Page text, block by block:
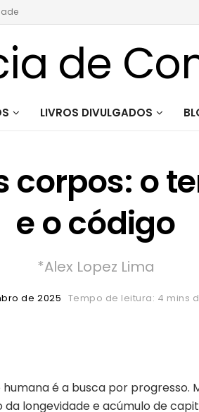
LIVROS DIVULGADOS
corpos: o
e o código
*Alex Lopez Lima
de 2025 Tempo de leitura: 4 mins
é a busca por progresso.
longevidade e acúmulo de